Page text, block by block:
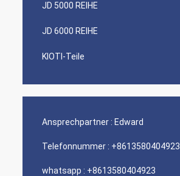
JD 5000 REIHE
JD 6000 REIHE
KIOTI-Teile
Ansprechpartner : Edward
Telefonnummer : +8613580404923
whatsapp : +8613580404923